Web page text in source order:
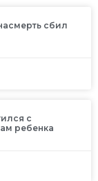
сбил
с
ребенка